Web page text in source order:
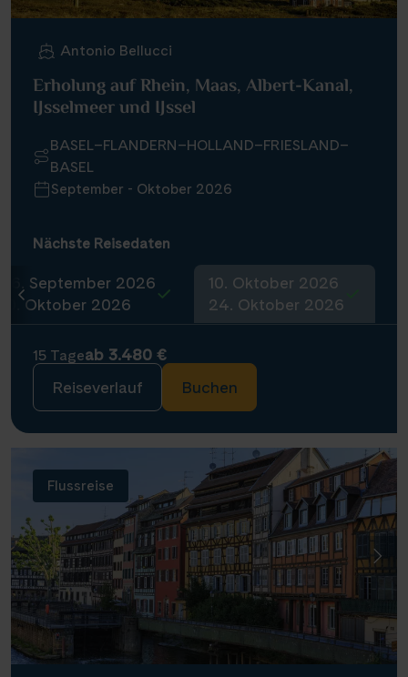
Antonio Bellucci
Erholung auf Rhein, Maas, Albert-Kanal,
IJsselmeer und IJssel
BASEL–FLANDERN–HOLLAND–FRIESLAND–
BASEL
September - Oktober 2026
Nächste Reisedaten
26. September 2026
10. Oktober 2026
10. Oktober 2026
24. Oktober 2026
15 Tageab 3.480 €
Reiseverlauf
Buchen
Flussreise